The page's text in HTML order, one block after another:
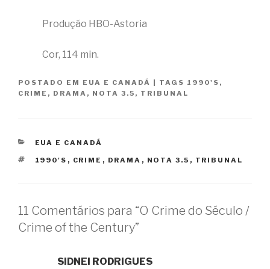
Produção HBO-Astoria
Cor, 114 min.
POSTADO EM EUA E CANADÁ TAGS 1990'S ,
CRIME , DRAMA , NOTA 3.5 , TRIBUNAL
CATEGORIAS
EUA E CANADÁ
TAGS
1990'S , CRIME , DRAMA , NOTA 3.5 , TRIBUNAL
11 Comentários para “O Crime do Século /
Crime of the Century”
SIDNEI RODRIGUES